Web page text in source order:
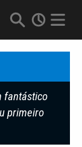
fantástico
primeiro